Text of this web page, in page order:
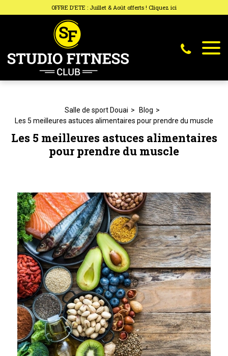
OFFRE D'ETE : Juillet & Août offerts ! Cliquez ici
Salle de sport Douai
Blog
Les 5 meilleures astuces alimentaires pour prendre du muscle
Les 5 meilleures astuces alimentaires
pour prendre du muscle
Panneau de gestion des cookies